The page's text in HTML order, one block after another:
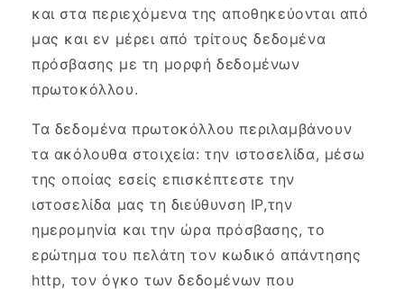
και στα περιεχόμενα της αποθηκεύονται από
μας και εν μέρει από τρίτους δεδομένα
πρόσβασης με τη μορφή δεδομένων
πρωτοκόλλου.
Τα δεδομένα πρωτοκόλλου περιλαμβάνουν
τα ακόλουθα στοιχεία: την ιστοσελίδα, μέσω
της οποίας εσείς επισκέπτεστε την
ιστοσελίδα μας τη διεύθυνση ΙΡ,την
ημερομηνία και την ώρα πρόσβασης, το
ερώτημα του πελάτη τον κωδικό απάντησης
http, τον όγκο των δεδομένων που